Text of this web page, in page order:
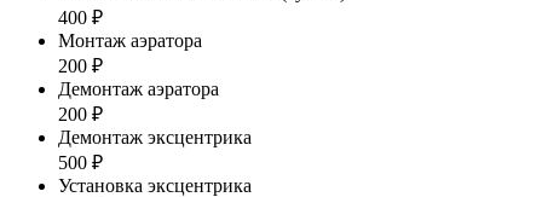
400 ₽
Монтаж аэратора
200 ₽
Демонтаж аэратора
200 ₽
Демонтаж эксцентрика
500 ₽
Установка эксцентрика